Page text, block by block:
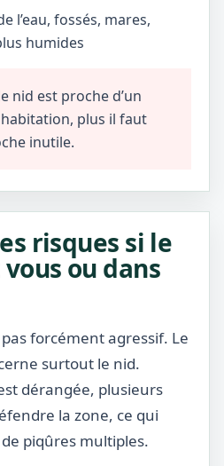
l’eau, fossés, mares,
humides
nid est proche d’un
habitation, plus il faut
inutile.
risques si le
ou dans
forcément agressif. Le
surtout le nid.
dérangée, plusieurs
la zone, ce qui
piqûres multiples.